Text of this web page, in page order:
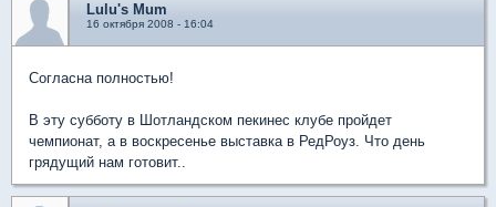
Lulu's Mum
16 октября 2008 - 16:04
Согласна полностью!
В эту субботу в Шотландском пекинес клубе пройдет
чемпионат, а в воскресенье выставка в РедРоуз. Что день
грядущий нам готовит..